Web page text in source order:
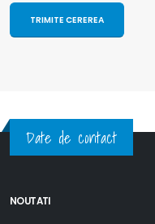
Date de contact
NOUTATI